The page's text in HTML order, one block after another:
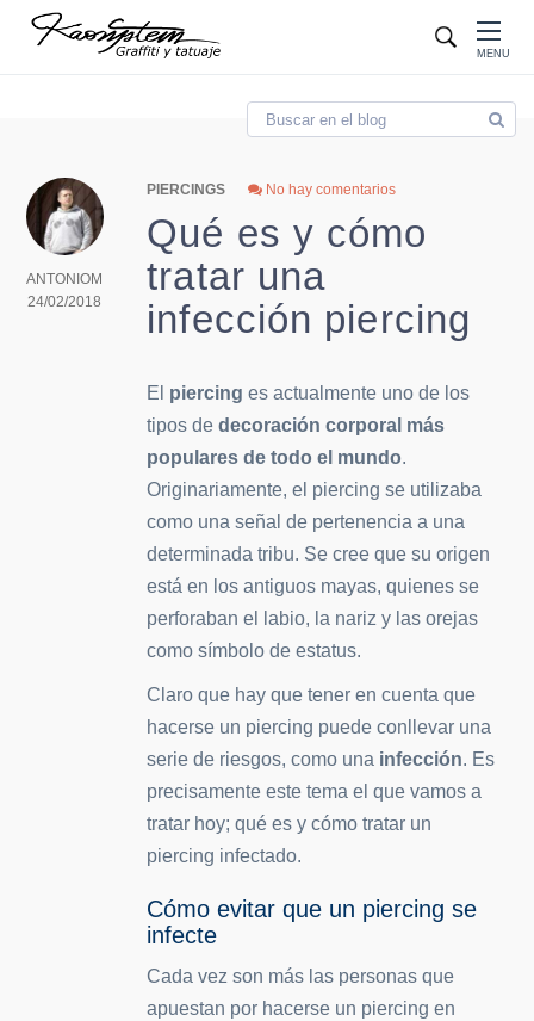
MENU
Blog
ANTONIOM
24/02/2018
PIERCINGS No hay comentarios
Qué es y cómo
tratar una
infección piercing
El piercing es actualmente uno de los
tipos dedecoración corporal más
populares de todo el mundo.
Originariamente, el piercing se utilizaba
como una señal de pertenencia a una
determinada tribu. Se cree que su origen
está en los antiguos mayas, quienes se
perforaban el labio, la nariz y las orejas
como símbolo de estatus.
Claro que hay que tener en cuenta que
hacerse un piercing puede conllevar una
serie de riesgos, como una infección. Es
precisamente este tema el que vamos a
tratar hoy; qué es y cómo tratar un
piercing infectado.
Cómo evitar que un piercing se
infecte
Cada vez son más las personas que
apuestan por hacerse un piercing en